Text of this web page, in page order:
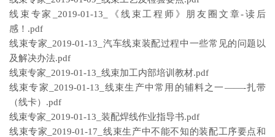
线束专家_2019-01-13_《线束工程师》朋友圈文章-读后
感！.pdf
线束专家_2019-01-13_汽车线束装配过程中一些常见的问题以
及解决办法.pdf
线束专家_2019-01-13_线束加工内部培训教材.pdf
线束专家_2019-01-13_线束生产中常用的辅料之一——-扎带
（线卡）.pdf
线束专家_2019-01-13_装配焊线作业指导书.pdf
线束专家_2019-01-17_线束生产中不能不知的装配工序要点和